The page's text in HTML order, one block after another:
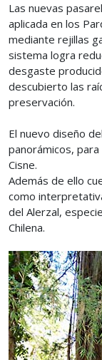
Las nuevas
aplicada en los
mediante rejillas
sistema logra
desgaste
descubierto las
preservación.
El nuevo diseño
panorámicos,
Cisne.
Además de ello
como
del Alerzal,
Chilena.